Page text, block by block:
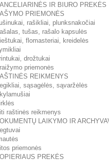
IR BIURO PREKĖS
PRIEMONĖS
rašikliai, plunksnakočiai
tušas, rašalo kapsulės
flomasteriai, kreidelės
drožtukai
priemonės
REIKMENYS
sąsagėlės, sąvaržėlės
raštinės reikmenys
LAIKYMO IR
priemonės
PREKĖS